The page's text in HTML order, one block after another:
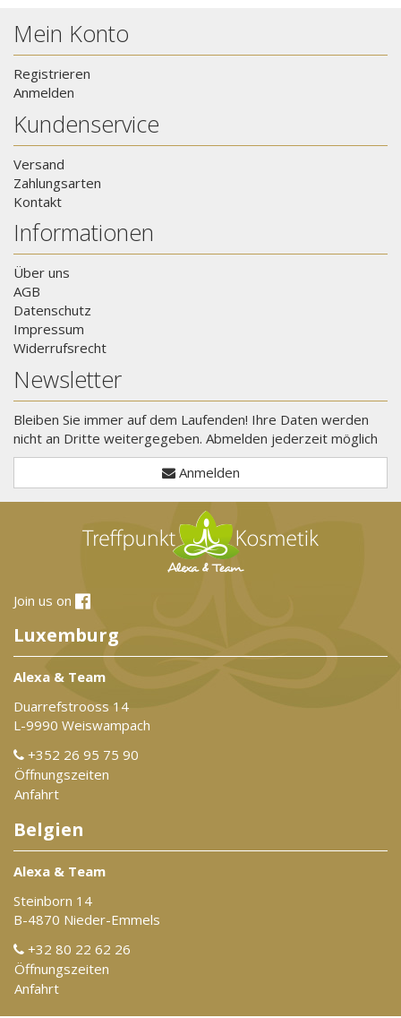
Mein Konto
Registrieren
Anmelden
Kundenservice
Versand
Zahlungsarten
Kontakt
Informationen
Über uns
AGB
Datenschutz
Impressum
Widerrufsrecht
Newsletter
Bleiben Sie immer auf dem Laufenden! Ihre Daten werden
nicht an Dritte weitergegeben. Abmelden jederzeit möglich
Anmelden
Join us on
Luxemburg
Alexa & Team
Duarrefstrooss 14
L-9990 Weiswampach
+352 26 95 75 90
Öffnungszeiten
Anfahrt
Belgien
Alexa & Team
Steinborn 14
B-4870 Nieder-Emmels
+32 80 22 62 26
Öffnungszeiten
Anfahrt